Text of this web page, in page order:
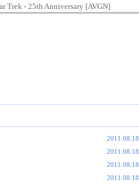
Trek - 25th Anniversary [AVGN]
2011.08.18
2011.08.18
2011.08.18
2011.08.18